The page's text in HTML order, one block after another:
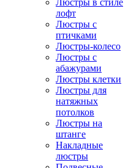
Люстры в стиле
лофт
Люстры с
птичками
Люстры-колесо
Люстры с
абажурами
Люстры клетки
Люстры для
натяжных
потолков
Люстры на
штанге
Накладные
люстры